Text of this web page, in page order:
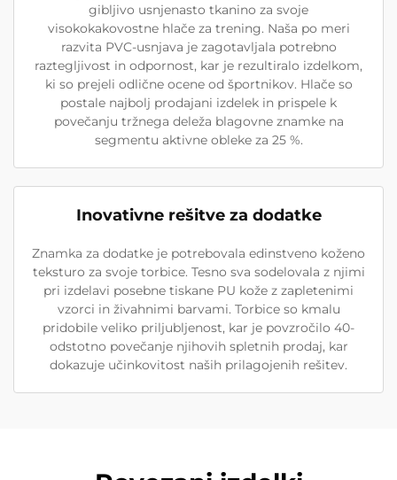
gibljivo usnjenasto tkanino za svoje
visokokakovostne hlače za trening. Naša po meri
razvita PVC-usnjava je zagotavljala potrebno
raztegljivost in odpornost, kar je rezultiralo izdelkom,
ki so prejeli odlične ocene od športnikov. Hlače so
postale najbolj prodajani izdelek in prispele k
povečanju tržnega deleža blagovne znamke na
segmentu aktivne obleke za 25 %.
Inovativne rešitve za dodatke
Znamka za dodatke je potrebovala edinstveno koženo
teksturo za svoje torbice. Tesno sva sodelovala z njimi
pri izdelavi posebne tiskane PU kože z zapletenimi
vzorci in živahnimi barvami. Torbice so kmalu
pridobile veliko priljubljenost, kar je povzročilo 40-
odstotno povečanje njihovih spletnih prodaj, kar
dokazuje učinkovitost naših prilagojenih rešitev.